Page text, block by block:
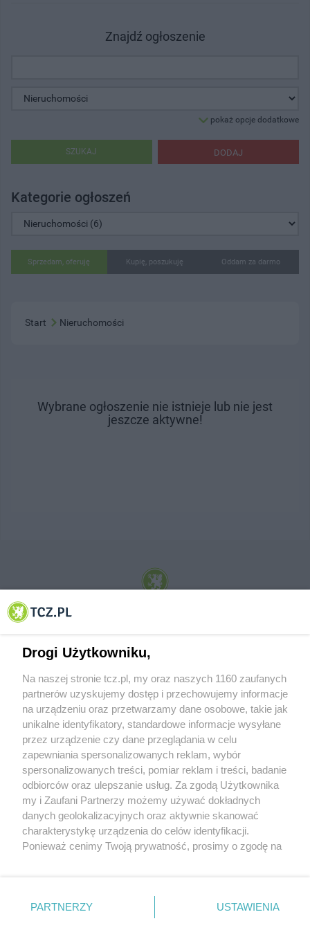
Znajdź ogłoszenie
pokaż opcje dodatkowe
DODAJ
SZUKAJ
Kategorie ogłoszeń
Sprzedam, oferuję Kupię, poszukuję Oddam za darmo
Start Nieruchomości
Wybrane ogłoszenie nie istnieje lub nie jest
jeszcze aktywne!
© 2001-2026 Tczew - TCZ.PL Sp. z o.o. Internetowy Serwis Informacyjny Miasta
O FIRMIE POLITYKA PRYWATNOŚCI HOSTING
REKLAMA WSPÓŁPRACA RSS FACEBOOK KONTAKT
Nasze serwisy
Aktualności
Tcz24
Historia miasta
Muzyka i kultura
Archiwum wydarzeń
Zdjęcia miasta
Drogi Użytkowniku,
Na naszej stronie tcz.pl, my oraz naszych 1160 zaufanych
partnerów uzyskujemy dostęp i przechowujemy informacje
na urządzeniu oraz przetwarzamy dane osobowe, takie jak
unikalne identyfikatory, standardowe informacje wysyłane
przez urządzenie czy dane przeglądania w celu
zapewniania spersonalizowanych reklam, wybór
spersonalizowanych treści, pomiar reklam i treści, badanie
odbiorców oraz ulepszanie usług. Za zgodą Użytkownika
my i Zaufani Partnerzy możemy używać dokładnych
danych geolokalizacyjnych oraz aktywnie skanować
charakterystykę urządzenia do celów identyfikacji.
Ponieważ cenimy Twoją prywatność, prosimy o zgodę na
znajdujący się w lewym dolnym rogu strony
. Niektóre
PARTNERZY USTAWIENIA